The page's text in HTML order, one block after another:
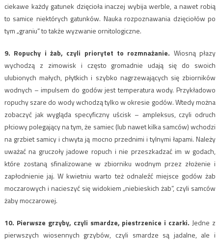
ciekawe każdy gatunek dzięcioła inaczej wybija werble, a nawet robią
to samice niektórych gatunków. Nauka rozpoznawania dzięciołów po
tym „graniu” to także wyzwanie ornitologiczne.
9. Ropuchy i żab, czyli priorytet to rozmnażanie. Wiosną płazy
wychodzą z zimowisk i często gromadnie udają się do swoich
ulubionych małych, płytkich i szybko nagrzewających się zbiorników
wodnych – impulsem do godów jest temperatura wody. Przykładowo
ropuchy szare do wody wchodzą tylko w okresie godów. Wtedy można
zobaczyć jak wygląda specyficzny uścisk – ampleksus, czyli odruch
płciowy polegający na tym, że samiec (lub nawet kilka samców) wchodzi
na grzbiet samicy i chwyta ją mocno przednimi i tylnymi łapami. Należy
uważać na gruczoły jadowe ropuch i nie przeszkadzać im w godach,
które zostaną sfinalizowane w zbiorniku wodnym przez złożenie i
zapłodnienie jaj. W kwietniu warto też odnaleźć miejsce godów żab
moczarowych i nacieszyć się widokiem „niebieskich żab”, czyli samców
żaby moczarowej.
10. Pierwsze grzyby, czyli smardze, piestrzenice i czarki. Jedne z
pierwszych wiosennych grzybów, czyli smardze są jadalne, ale i